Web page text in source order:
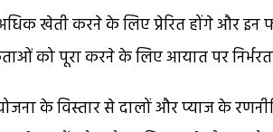
खेती करने के लिए प्रेरित होंगे और इन
को पूरा करने के लिए आयात पर
के विस्तार से दालों और प्याज के